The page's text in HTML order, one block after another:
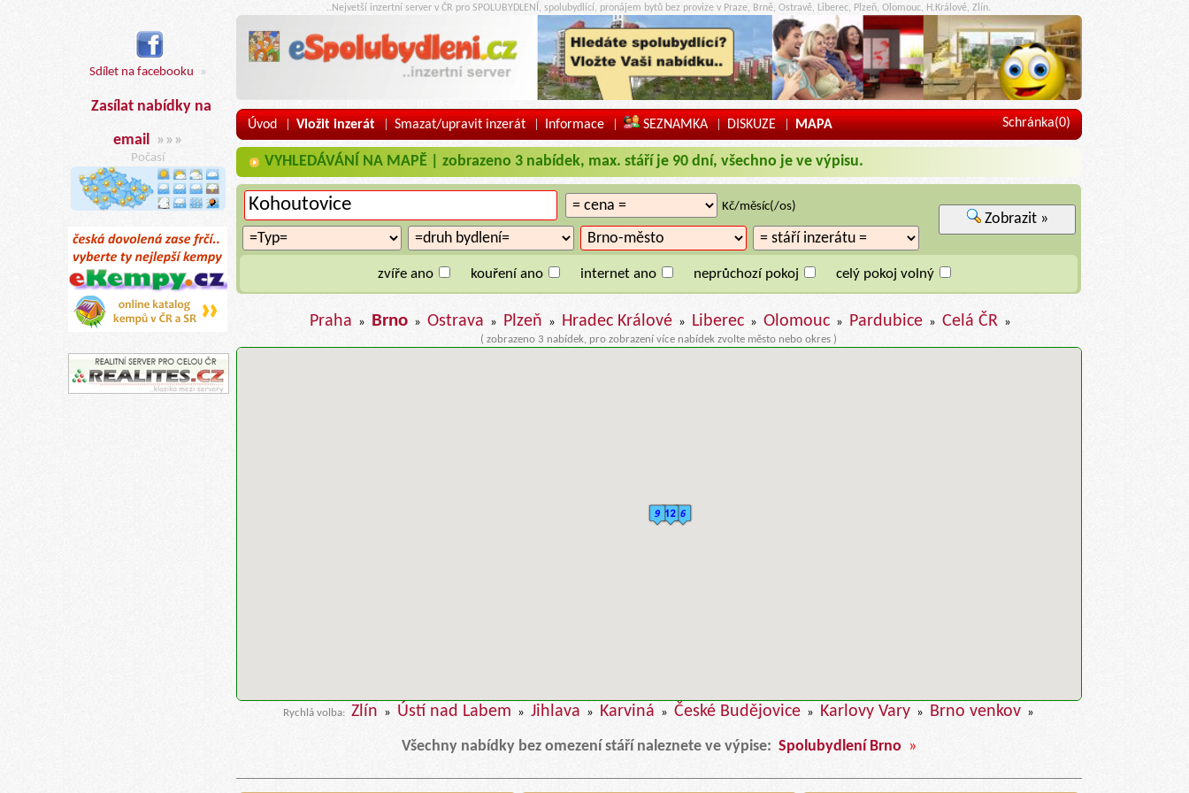
Sdílet na facebooku »
Zasílat nabídky na
email »»»
Počasí
..Nejvetší inzertní server v ČR pro SPOLUBYDLENÍ, spolubydlící, pronájem bytů bez provize v Praze, Brně, Ostravě, Liberec, Plzeň, Olomouc, H.Králové, Zlín.
Úvod | Vložit inzerát | Smazat/upravit inzerát | Informace | SEZNAMKA | DISKUZE | MAPA Schránka(0)
VYHLEDÁVÁNÍ NA MAPĚ | zobrazeno 3 nabídek, max. stáří je 90 dní, všechno je ve výpisu.
Kč/měsíc(/os)
Zobrazit »
zvíře ano kouření ano internet ano neprůchozí pokoj celý pokoj volný
Praha » Brno » Ostrava » Plzeň » Hradec Králové » Liberec » Olomouc » Pardubice » Celá ČR »
( zobrazeno 3 nabídek, pro zobrazení více nabídek zvolte město nebo okres )
Rychlá volba: Zlín » Ústí nad Labem » Jihlava » Karviná » České Budějovice » Karlovy Vary » Brno venkov »
Všechny nabídky bez omezení stáří naleznete ve výpise: Spolubydlení Brno »